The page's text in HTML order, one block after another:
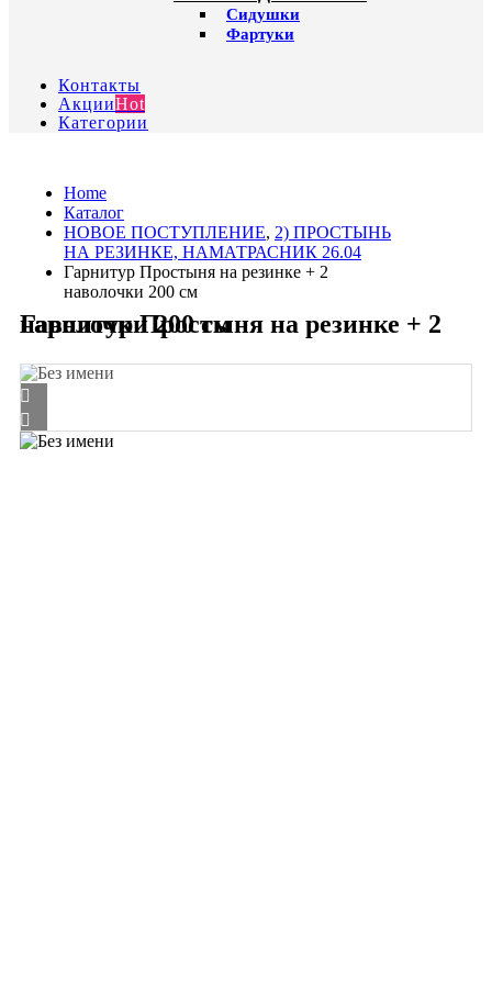
Сидушки
Фартуки
Контакты
АкцииHot
Категории
Home
Каталог
HОВОЕ ПОСТУПЛЕНИЕ, 2) ПРОСТЫНЬ
НА РЕЗИНКЕ, НАМАТРАСНИК 26.04
Гарнитур Простыня на резинке + 2
наволочки 200 см
Гарнитур Простыня на резинке + 2 наволочки 200 см